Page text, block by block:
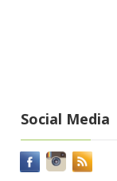
Social Media